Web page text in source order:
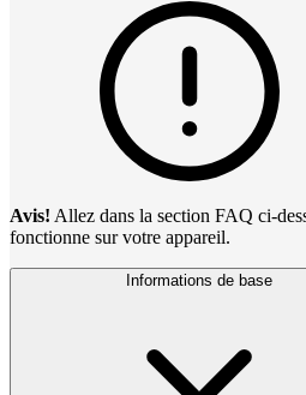
Avis! Allez dans la section FAQ ci-
fonctionne sur votre appareil.
Informations de base